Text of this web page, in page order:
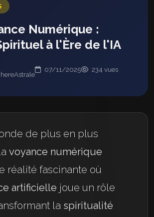
Numérique :
à l'Ère de l'IA
07/11/2025 234 vues
de plus en plus
voyance numérique
réalité fascinante où
artificielle joue un rôle
la spiritualité